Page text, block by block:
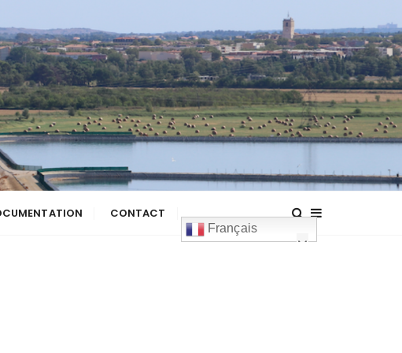
CONTACT
Français